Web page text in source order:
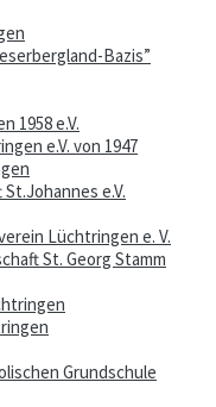
Bazis”
1958 e.V.
e.V. von 1947
e.V.
Lüchtringen e. V.
St. Georg Stamm
Grundschule